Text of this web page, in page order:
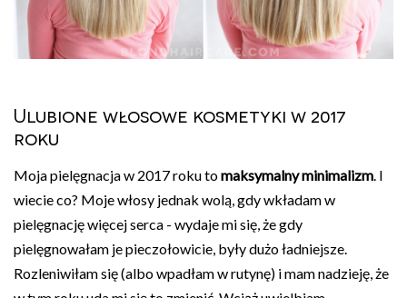
Ulubione włosowe kosmetyki w 2017
roku
Moja pielęgnacja w 2017 roku tomaksymalny minimalizm . I
wiecie co? Moje włosy jednak wolą, gdy wkładam w
pielęgnację więcej serca - wydaje mi się, że gdy
pielęgnowałam je pieczołowicie, były dużo ładniejsze.
Rozleniwiłam się (albo wpadłam w rutynę) i mam nadzieję, że